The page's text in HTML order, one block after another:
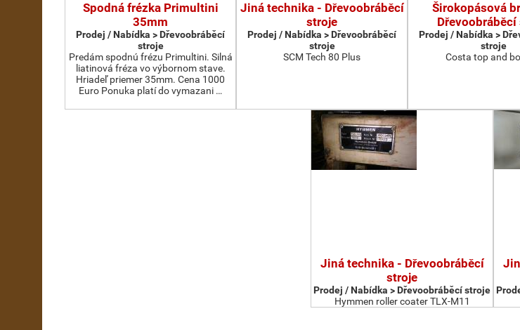
Spodná frézka Primultini
35mm
Prodej / Nabídka > Dřevoobráběcí
stroje
Predám spodnú frézu Primultini. Silná
liatinová fréza vo výbornom stave.
Hriadeľ priemer 35mm. Cena 1000
Euro Ponuka platí do vymazani …
Jiná technika - Dřevoobráběcí
stroje
Prodej / Nabídka > Dřevoobráběcí
stroje
SCM Tech 80 Plus
Širokopásová
Dřevoobráběcí
Prodej / Nabídka >
stroje
Costa top and
Jiná technika - Dřevoobráběcí
stroje
Prodej / Nabídka > Dřevoobráběcí stroje
Hymmen roller coater TLX-M11